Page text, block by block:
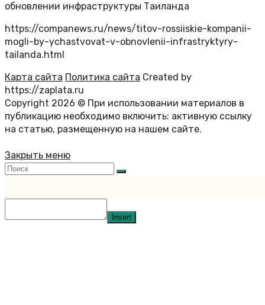
обновлении инфраструктуры Таиланда
https://companews.ru/news/titov-rossiiskie-kompanii-
mogli-by-ychastvovat-v-obnovlenii-infrastryktyry-
tailanda.html
Карта сайта Политика сайта Created by
https://zaplata.ru
Copyright 2026 © При использовании материалов в
публикацию необходимо включить: активную ссылку
на статью, размещенную на нашем сайте.
Закрыть меню
Insert